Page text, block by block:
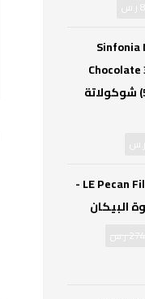
ر.س
Sinfonia
Chocolate
(5kg) شوكولاتة
ر.س
LE Pecan Filling -
البيكان
ر.س